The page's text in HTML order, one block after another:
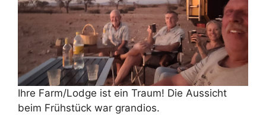
Ihre Farm/Lodge ist ein Traum! Die Aussicht
beim Frühstück war grandios.